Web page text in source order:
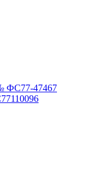
ФС77-47467